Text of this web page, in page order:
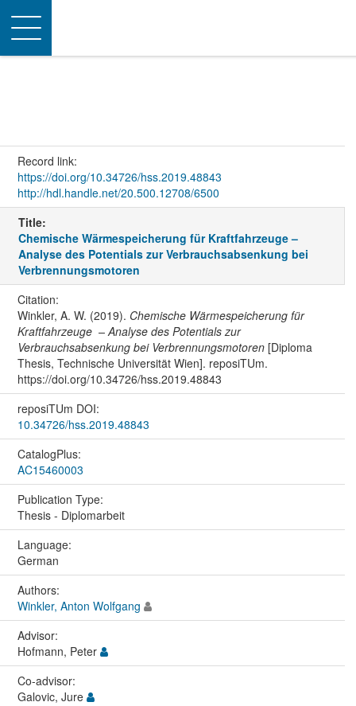
Toggle
navigation
Record link:
https://doi.org/10.34726/hss.2019.48843
http://hdl.handle.net/20.500.12708/6500
Title:
Chemische Wärmespeicherung für Kraftfahrzeuge –
Analyse des Potentials zur Verbrauchsabsenkung bei
Verbrennungsmotoren
Citation:
Winkler, A. W. (2019). Chemische Wärmespeicherung für
Kraftfahrzeuge – Analyse des Potentials zur
Verbrauchsabsenkung bei Verbrennungsmotoren[Diploma
Thesis, Technische Universität Wien]. reposiTUm.
https://doi.org/10.34726/hss.2019.48843
reposiTUm DOI:
10.34726/hss.2019.48843
CatalogPlus:
AC15460003
Publication Type:
Thesis - Diplomarbeit
Language:
German
Authors:
Winkler, Anton Wolfgang
Advisor:
Hofmann, Peter
Co-advisor:
Galovic, Jure